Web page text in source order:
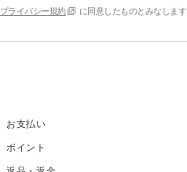
プライバシー規約 に同意したものとみなします
お支払い
ポイント